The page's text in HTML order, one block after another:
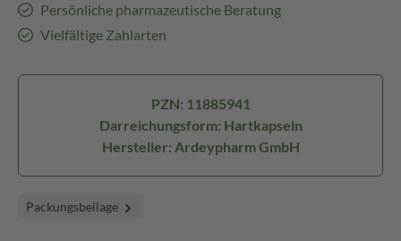
Persönliche pharmazeutische Beratung
Vielfältige Zahlarten
PZN: 11885941
Darreichungsform: Hartkapseln
Hersteller: Ardeypharm GmbH
Packungsbeilage